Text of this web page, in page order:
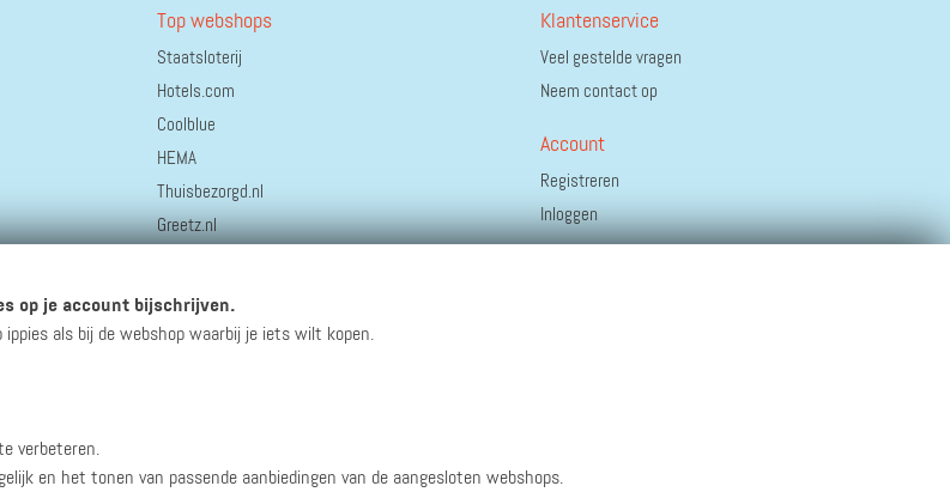
Top webshops
Staatsloterij
Hotels.com
Coolblue
HEMA
Thuisbezorgd.nl
Greetz.nl
AliExpress
Klantenservice
Veel gestelde vragen
Neem contact op
Account
Registreren
Inloggen
updates!
op je account bijschrijven.
als bij de webshop waarbij je iets wilt kopen.
verbeteren.
en het tonen van passende aanbiedingen van de aangesloten webshops.